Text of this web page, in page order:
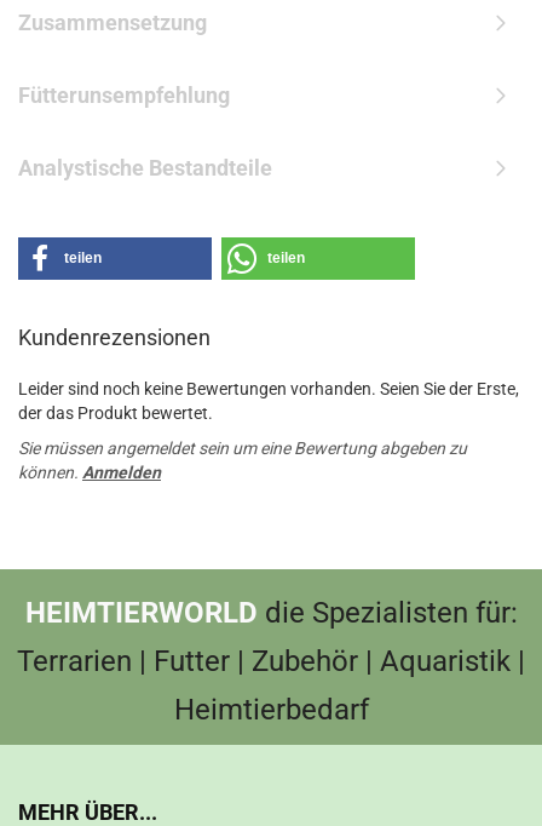
Zusammensetzung
Fütterunsempfehlung
Analystische Bestandteile
teilen teilen
Kundenrezensionen
Leider sind noch keine Bewertungen vorhanden. Seien Sie der Erste,
der das Produkt bewertet.
Sie müssen angemeldet sein um eine Bewertung abgeben zu
können. Anmelden
HEIMTIERWORLD die Spezialisten für:
Terrarien | Futter | Zubehör | Aquaristik |
Heimtierbedarf
MEHR ÜBER...